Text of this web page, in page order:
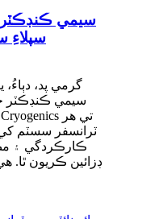
سيمي ڪنڊڪٽر
سپلاءِ
گرمي پد، دٻاءُ،
سيمي ڪنڊڪٽر جي
ڪارڪردگي ۽
ڊزائين ڪريون ٿا.